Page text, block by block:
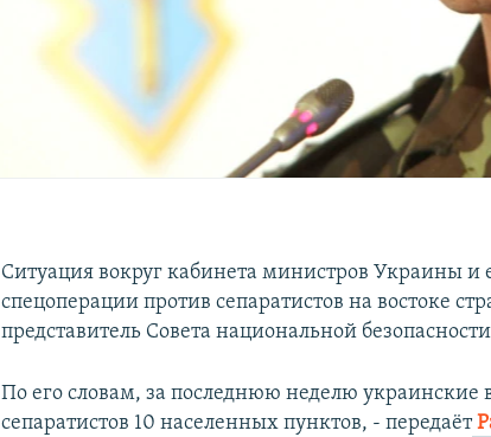
Ситуация вокруг кабинета министров Украины и
спецоперации против сепаратистов на востоке
представитель Совета национальной
По его словам, за последнюю неделю украинские
сепаратистов 10 населенных пунктов, - передаёт